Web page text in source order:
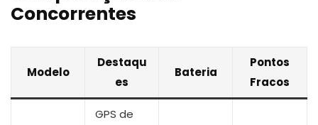
Concorrentes
Modelo
Destaqu
es
Bateria
Pontos
Fracos
GPS de